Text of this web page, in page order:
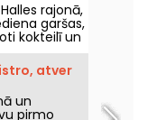
rajonā,
garšas,
kokteilī un
Hāmiltons.
atver
un
pirmo